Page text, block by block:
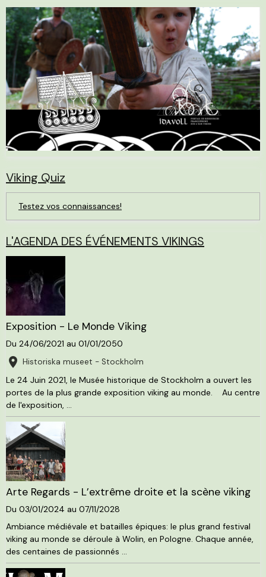
Viking Quiz
Testez vos connaissances!
L'AGENDA DES ÉVÉNEMENTS VIKINGS
Exposition - Le Monde Viking
Du 24/06/2021 au 01/01/2050
Historiska museet - Stockholm
Le 24 Juin 2021, le Musée historique de Stockholm a ouvert les
portes de la plus grande exposition viking au monde. Au centre
de l'exposition, ...
Arte Regards - L’extrême droite et la scène viking
Du 03/01/2024 au 07/11/2028
Ambiance médiévale et batailles épiques: le plus grand festival
viking au monde se déroule à Wolin, en Pologne. Chaque année,
des centaines de passionnés ...